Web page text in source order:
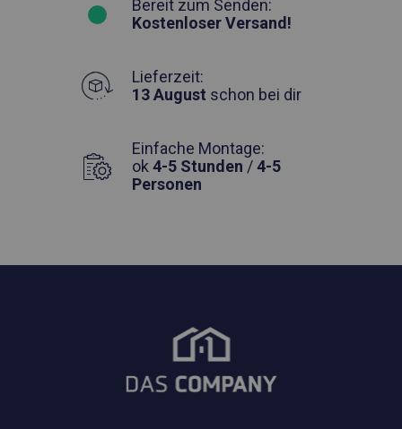
Bereit zum Senden:
Kostenloser Versand!
Lieferzeit:
13 August schon bei dir
Einfache Montage:
ok 4-5 Stunden /4-5
Personen